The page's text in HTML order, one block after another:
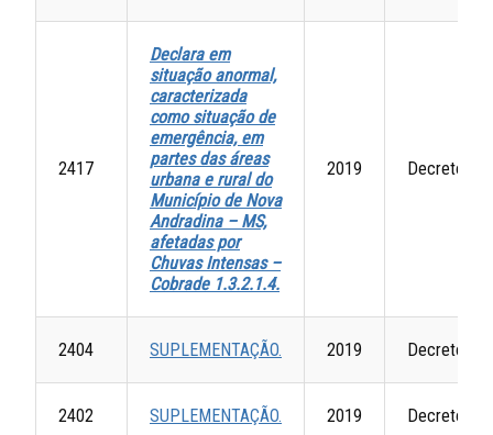
2417
Declara em
situação anormal,
caracterizada
como situação de
emergência, em
partes das áreas
urbana e rural do
Município de Nova
Andradina – MS,
afetadas por
Chuvas Intensas –
Cobrade 1.3.2.1.4.
2019 Decretos
2404 SUPLEMENTAÇÃO. 2019 Decretos
2402 SUPLEMENTAÇÃO. 2019 Decretos